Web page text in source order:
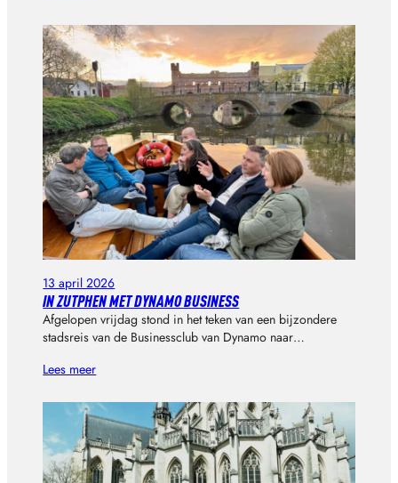
13 april 2026
IN ZUTPHEN MET DYNAMO BUSINESS
Afgelopen vrijdag stond in het teken van een bijzondere
stadsreis van de Businessclub van Dynamo naar…
Lees meer